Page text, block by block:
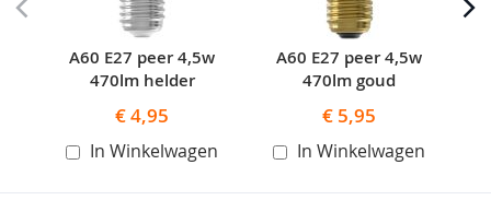
A60 E27 peer 4,5w
470lm helder
€ 4,95
In Winkelwagen
A60 E27 peer 4,5w
470lm goud
€ 5,95
In Winkelwagen